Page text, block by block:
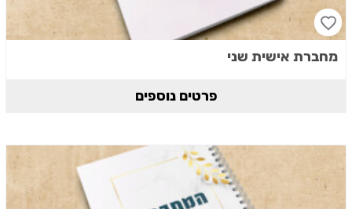
מחברת אישית שני
פרטים נוספים